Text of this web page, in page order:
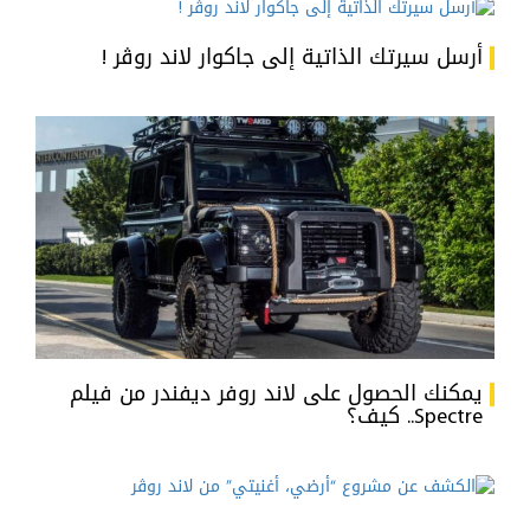
أرسل سيرتك الذاتية إلى جاكوار لاند روڤر !
يمكنك الحصول على لاند روفر ديفندر من فيلم
Spectre.. كيف؟